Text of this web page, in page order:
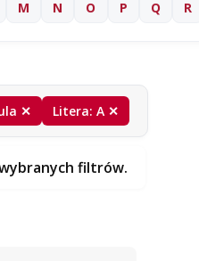
M N O P Q R
✕ Litera: A ✕
filtrów.